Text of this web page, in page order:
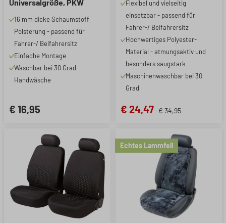
Universalgröße, PKW
anthrazit, 1 Stück
16 mm dicke Schaumstoff
Polsterung - passend für
Fahrer-/ Beifahrersitz
Einfache Montage
Waschbar bei 30 Grad
Handwäsche
€ 16,95
Flexibel und vielseitig
einsetzbar - passend für
Fahrer-/ Beifahrersitz
Hochwertiges Polyester-
Material - atmungsaktiv und
besonders saugstark
Maschinenwaschbar bei 30
Grad
€ 24,47 € 34,95
Echtes Lammfell